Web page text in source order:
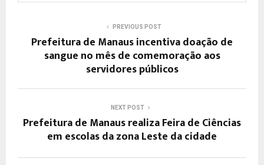
PREVIOUS POST
Prefeitura de Manaus incentiva doação de
sangue no mês de comemoração aos
servidores públicos
NEXT POST
Prefeitura de Manaus realiza Feira de Ciências
em escolas da zona Leste da cidade